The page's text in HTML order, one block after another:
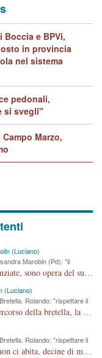
Boccia e BPVi,
in provincia
nel sistema
pedonali,
si svegli"
Marzo,
(Luciano)
Marobin (Pd): "il
Consigliera Marobin, tutte le cose da Lei evidenziate, sono opera del suo ex Assessore e compagno di Partito Antonio Marco Dalla Pozza Assessore alla "progettazione" di piste ciclabili e altre porcherie. A lui manderei il conto da saldare per incidenti e danni alle persone. E' ora che "finiamola." Avete perso rassegnatevi. qui IL SINDACO RUCCO NON C'ENTRA PER NIENTE. CAPITO!!!!!!!! Amen.
(Luciano)
Rolando: "rispettare il
Caro fratuck, conosco molto bene la zona, il percorso della bretella, la situazione dei cittadini, abito in Viale Trento. A partire dal 2003 ho partecipato al Comitato di Maddalene pro bretella, e a riunioni propositive per apportare modifiche al progetto. Numerose mie foto del territorio sono arrivate a Roma, altri miei interventi (non graditi dalla Sx) sono stati pubblicati dal GdV, assieme ad altri come Ciro Asproso, ora favorevole alla bretella. Ho partecipato alla raccolta firme per la chiusura della strada x 5 giorni eseguita dal Sindaco Hullwech per sforamento 180 Micro/g. Pertanto come impegno per la tematica sono apposto con la coscienza. Ora il Progetto è partito, fine! Voglio dire che la nuova Giunta "comunale" non c'entra più. L'opera sarà "malauguratamente" eseguita, ma non con il mio placet. Il Consigliere Comunale dovrebbe capire che la campagna elettorale è finita, con buona pace di tutti. Quello che invece dovrebbe interessare è la proprietà della strada, dall'uscita autostradale Ovest, sino alla Rotatoria dell'Albara, vi sono tre possessori: Autostrade SpA; La Provincia, il Comune. Come la mettiamo per il futuro ? I costi, da 50 sono saliti a 100 milioni di € come dire 20 milioni a KM (!) da non credere. Comunque si farà. Ma nessuno canti Vittoria, anzi meglio non farne un ulteriore fatto "partitico" per questioni elettorali o di seggio. Se mi manda la sua mail, sono disponibile ad inviare i documenti e le foto sopra descritte. Con ossequi, Luciano Parolin
Rolando: "rispettare il
Non sarà utile a lei dott. Parolin che di sicuro non ci abita, decine di migliaia di TIR, automobili e padroncini che passano quotidianamente per una strada appena rotabile, non è più possibile stendere i panni, attraversare la strada senza rischiare la morte, le case stanno crepando, i tempi sono cambiati e la bretella non passerà assolutamente per maddalene (ma cosa sta a dire?!), dia invece responsabilità a chi ha costruito tagliando la strada che doveva invece terminare a isola vicentina e non al moracchino lasciando Motta di Costabissara ancora in panne di traffico. I tempi sono cambiati dottore e se l'anagrafe della vita stagna nell'essere umano impressioni conservatrici, la società non le considera perchè va avanti, si industrializza e ha bisogno di infrastrutture e di sviluppo. Ultima considerazione, se è geloso di Rolando perchè vede in lui solo campagne politiche mentre si difendono i SOLI diritti dei cittadini, la preghiamo faccia considerazioni più appropriate. Saluti e complimenti per i suoi scritti.